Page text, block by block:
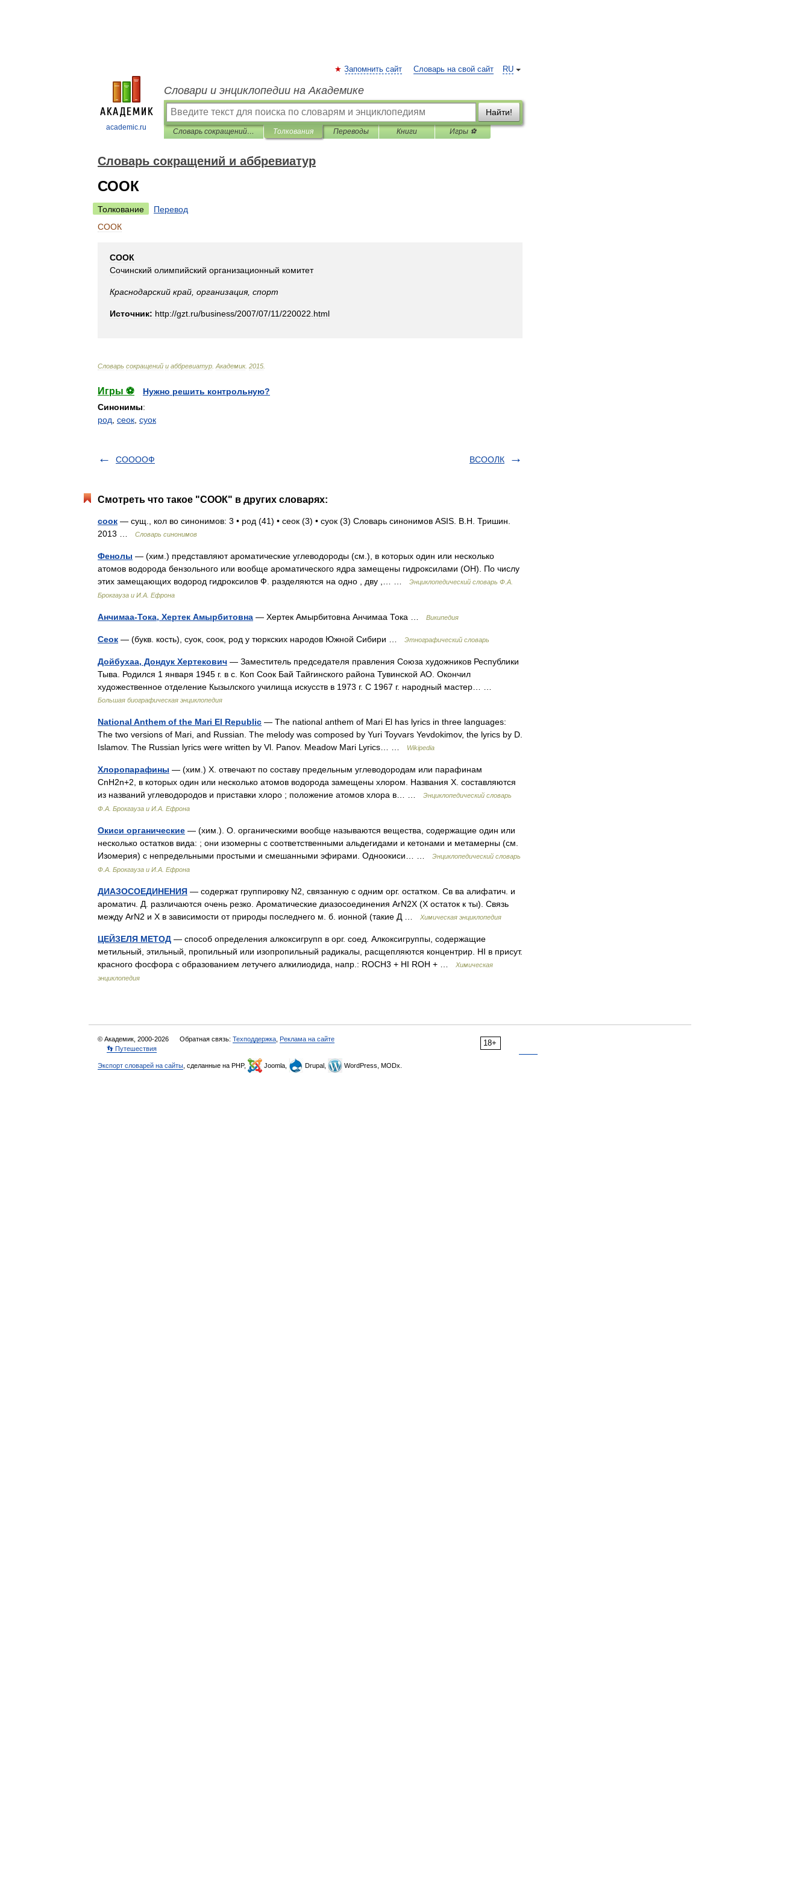
academic.ru
RU
Запомнить сайт Словарь на свой сайт
Словари и энциклопедии на Академике
Найти!
Словарь сокращений и аббревиатур Толкования Переводы Книги Игры ⚽
Словарь сокращений и аббревиатур
СООК
Толкование
Перевод
СООК
СООК
Сочинский олимпийский организационный комитет
Краснодарский край организация, спорт
Источник: http://gzt ru/business/2007/07/11/220022 html
Словарь сокращений и аббревиатур Академик. 2015
Игры ⚽
Нужно решить контрольную?
Синонимы:
род сеок суок
СООООФ ВСООЛК
Смотреть что такое "СООК" в других словарях:
соок — сущ., кол во синонимов: 3 • род (41) • сеок (3) • суок (3) Словарь синонимов ASIS. В.Н. Тришин.
2013 …
Словарь синонимов
Фенолы — (хим.) представляют ароматические углеводороды (см.), в которых один или несколько
атомов водорода бензольного или вообще ароматического ядра замещены гидроксилами (ОН). По числу
этих замещающих водород гидроксилов Ф. разделяются на одно , дву ,… …
Энциклопедический словарь Ф.А.
Брокгауза и И.А. Ефрона
Анчимаа-Тока, Хертек Амырбитовна — Хертек Амырбитовна Анчимаа Тока … Википедия
Сеок — (букв. кость), суок, соок, род у тюркских народов Южной Сибири … Этнографический словарь
Дойбухаа, Дондук Хертекович — Заместитель председателя правления Союза художников Республики
Тыва. Родился 1 января 1945 г. в с. Коп Соок Бай Тайгинского района Тувинской АО. Окончил
художественное отделение Кызылского училища искусств в 1973 г. С 1967 г. народный мастер… …
Большая биографическая энциклопедия
National Anthem of the Mari El Republic — The national anthem of Mari El has lyrics in three languages:
The two versions of Mari, and Russian. The melody was composed by Yuri Toyvars Yevdokimov, the lyrics by D.
Islamov. The Russian lyrics were written by Vl. Panov. Meadow Mari Lyrics… …
Wikipedia
Хлоропарафины — (хим.) Х. отвечают по составу предельным углеводородам или парафинам
СnН2n+2, в которых один или несколько атомов водорода замещены хлором. Названия X. составляются
из названий углеводородов и приставки хлоро ; положение атомов хлора в… …
Энциклопедический словарь
Ф.А. Брокгауза и И.А. Ефрона
Окиси органические — (хим.). О. органическими вообще называются вещества, содержащие один или
несколько остатков вида: ; они изомерны с соответственными альдегидами и кетонами и метамерны (см.
Изомерия) с непредельными простыми и смешанными эфирами. Одноокиси… …
Энциклопедический словарь
Ф.А. Брокгауза и И.А. Ефрона
ДИАЗОСОЕДИНEНИЯ — содержат группировку N2, связанную с одним орг. остатком. Св ва алифатич. и
ароматич. Д. различаются очень резко. Ароматические диазосоединения ArN2X (Х остаток к ты). Связь
между ArN2 и X в зависимости от природы последнего м. б. ионной (такие Д …
Химическая энциклопедия
ЦЕЙЗЕЛЯ МЕТОД — способ определения алкоксигрупп в орг. соед. Алкоксигруппы, содержащие
метильный, этильный, пропильный или изопропильный радикалы, расщепляются концентрир. HI в присут.
красного фосфора с образованием летучего алкилиодида, напр.: ROCH3 + HI ROH + …
Химическая
энциклопедия
18+
© Академик, 2000-2026 Обратная связь: Техподдержка Реклама на сайте
👣 Путешествия
Экспорт словарей на сайты , сделанные на PHP, Joomla, Drupal, WordPress, MODx.